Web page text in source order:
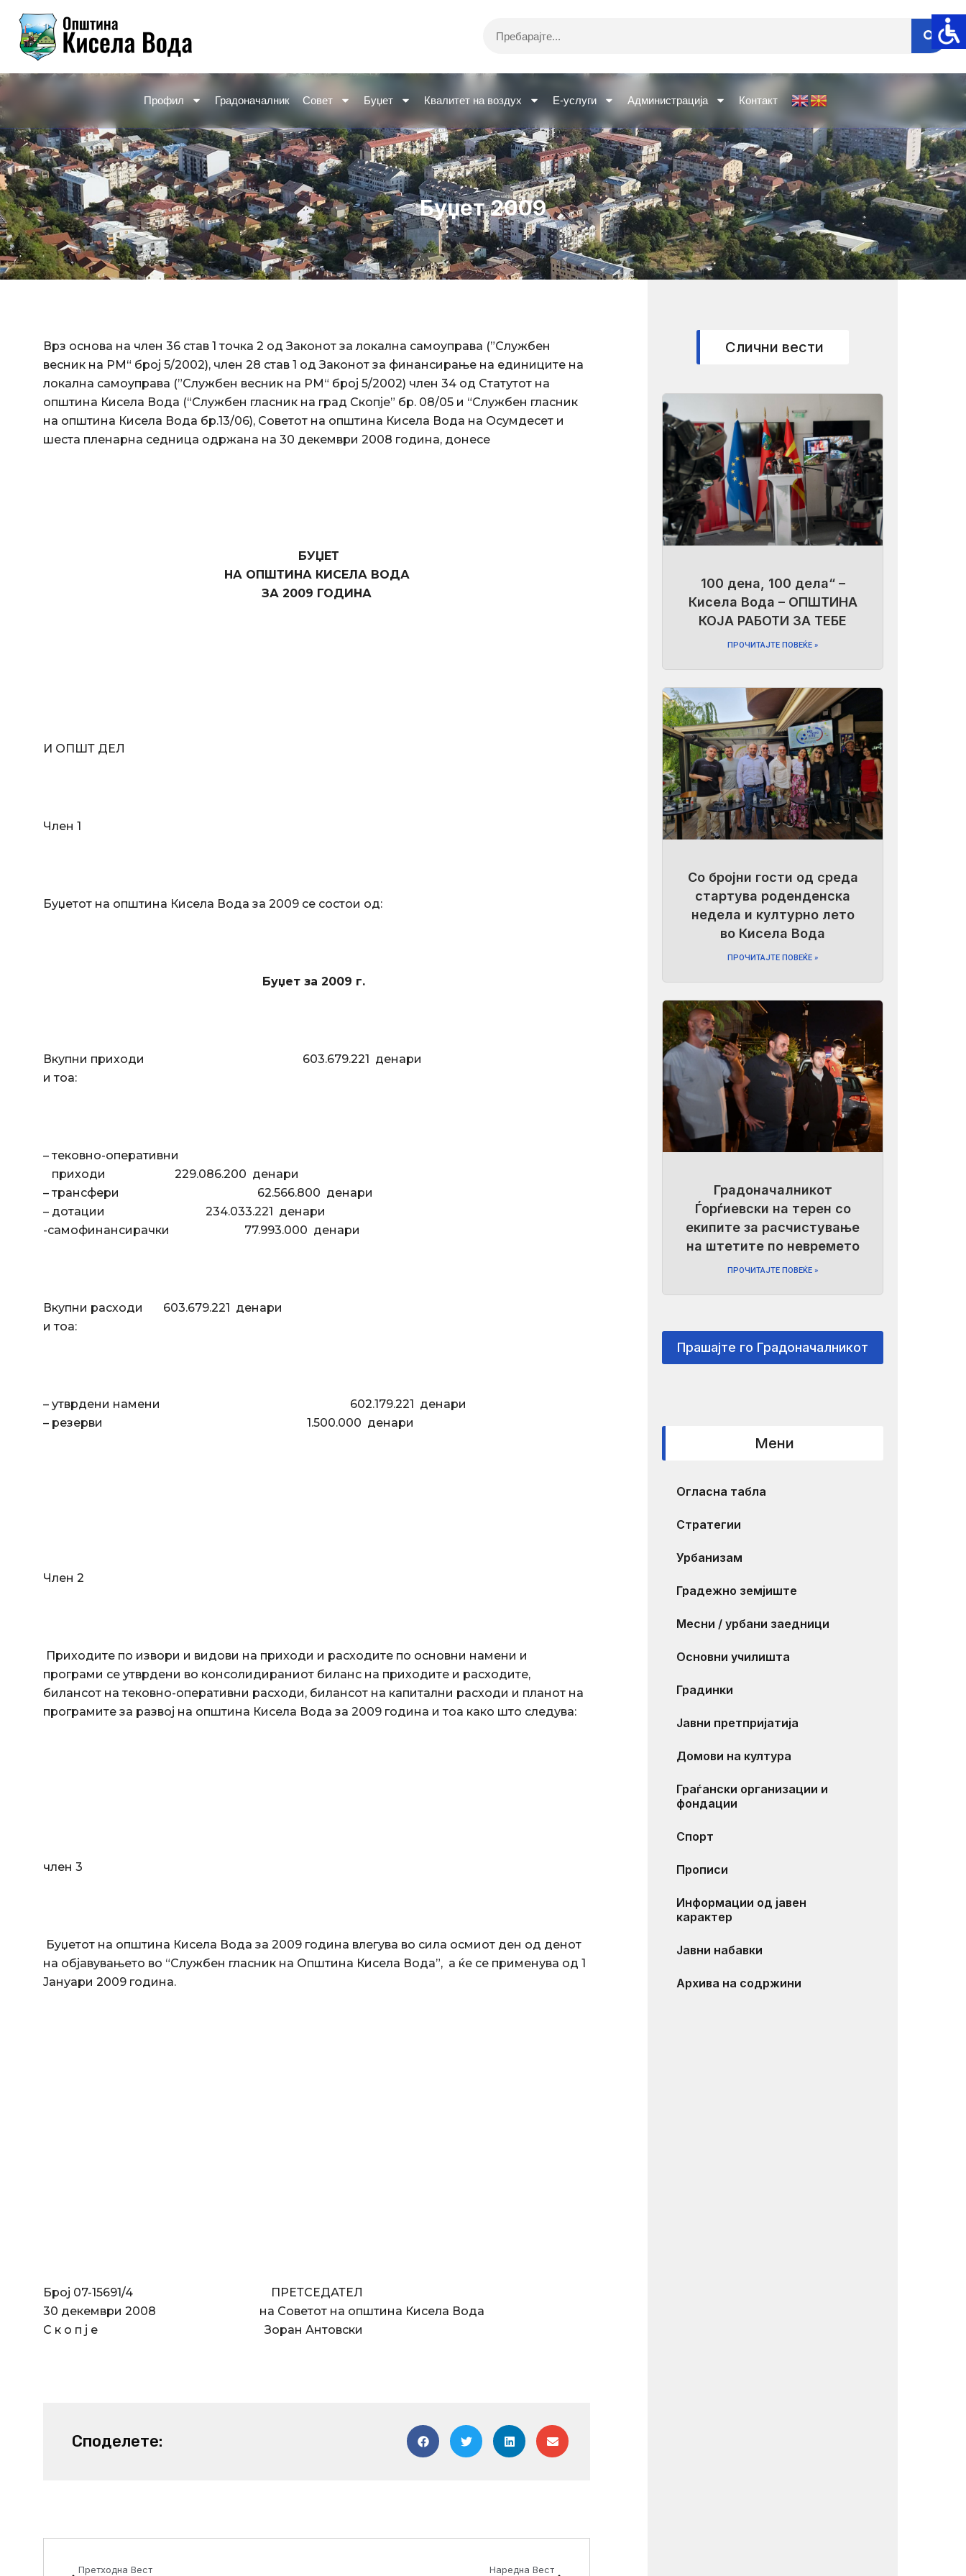
content
Профил Градоначалник Совет Буџет Квалитет на воздух Е-услуги Администрација Контакт
Буџет 2009
Врз основа на член 36 став 1 точка 2 од Законот за локална самоуправа (”Службен
весник на РМ“ број 5/2002), член 28 став 1 од Законот за финансирање на единиците на
локална самоуправа (”Службен весник на РМ“ број 5/2002) член 34 од Статутот на
општина Кисела Вода (“Службен гласник на град Скопје” бр. 08/05 и “Службен гласник
на општина Кисела Вода бр.13/06), Советот на општина Кисела Вода на Осумдесет и
шеста пленарна седница одржана на 30 декември 2008 година, донесе
БУЏЕТ
НА ОПШТИНА КИСЕЛА ВОДА
ЗА 2009 ГОДИНА
И ОПШТ ДЕЛ
Член 1
Буџетот на општина Кисела Вода за 2009 се состои од:
Буџет за 2009 г.
Вкупни приходи 603.679.221 денари
и тоа:
– тековно-оперативни
приходи 229.086.200 денари
– трансфери 62.566.800 денари
– дотации 234.033.221 денари
-самофинансирачки 77.993.000 денари
Вкупни расходи 603.679.221 денари
и тоа:
– утврдени намени 602.179.221 денари
– резерви 1.500.000 денари
Член 2
Приходите по извори и видови на приходи и расходите по основни намени и
програми се утврдени во консолидираниот биланс на приходите и расходите,
билансот на тековно-оперативни расходи, билансот на капитални расходи и планот на
програмите за развој на општина Кисела Вода за 2009 година и тоа како што следува:
член 3
Буџетот на општина Кисела Вода за 2009 година влегува во сила осмиот ден од денот
на објавувањето во “Службен гласник на Општина Кисела Вода”, а ќе се применува од 1
Јануари 2009 година.
Број 07-15691/4 ПРЕТСЕДАТЕЛ
30 декември 2008 на Советот на општина Кисела Вода
С к о п ј е Зоран Антовски
Споделете:
Претходна Вест Наредна Вест
Слични вести
100 дена, 100 дела“ –
Кисела Вода – ОПШТИНА
КОЈА РАБОТИ ЗА ТЕБЕ
ПРОЧИТАЈТЕ ПОВЕЌЕ »
Со бројни гости од среда
стартува роденденска
недела и културно лето
во Кисела Вода
ПРОЧИТАЈТЕ ПОВЕЌЕ »
Градоначалникот
Ѓорѓиевски на терен со
екипите за расчистување
на штетите по невремето
ПРОЧИТАЈТЕ ПОВЕЌЕ »
Прашајте го Градоначалникот
Мени
Огласна табла
Стратегии
Урбанизам
Градежно земјиште
Месни / урбани заедници
Основни училишта
Градинки
Јавни претпријатија
Домови на култура
Граѓански организации и
фондации
Спорт
Прописи
Информации од јавен
карактер
Јавни набавки
Архива на содржини